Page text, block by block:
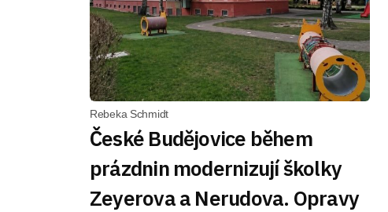
Rebeka Schmidt
České Budějovice během
prázdnin modernizují školky
Zeyerova a Nerudova. Opravy